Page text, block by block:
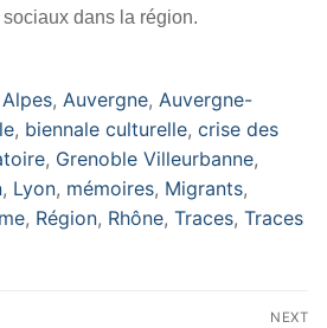
dans la région.
Alpes, Auvergne, Auvergne-
, biennale culturelle, crise des
, Grenoble Villeurbanne,
, Lyon, mémoires, Migrants,
, Région, Rhône, Traces, Traces
NEXT